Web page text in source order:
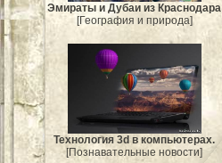
Эмираты и Дубаи из Краснодара
[География и природа]
Технология 3d в компьютерах.
[Познавательные новости]